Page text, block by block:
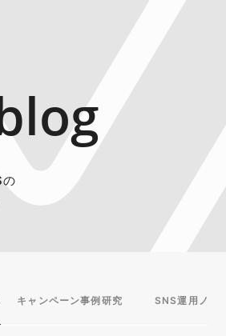
キャンペーン事例研究 SNS運用ノウ